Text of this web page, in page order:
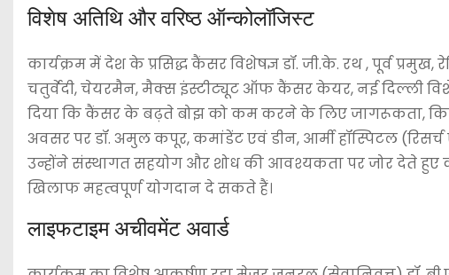
विशेष अतिथि और वरिष्ठ ऑन्कोलॉजिस्ट
कार्यक्रम में देश के प्रसिद्ध कैंसर विशेषज्ञ डॉ. जी.के. रथ , पूर्व
चतुर्वेदी, चेयरमैन, मैक्स इंस्टीट्यूट ऑफ कैंसर केयर, नई दिल्ली
दिया कि कैंसर के बढ़ते बोझ को कम करने के लिए जागरूकता,
अवसर पर डॉ. अमुल कपूर, कमांडेंट एवं डीन, आर्मी हॉस्पिटल
उन्होंने संस्थागत सहयोग और शोध की आवश्यकता पर जोर देते
खिलाफ महत्वपूर्ण योगदान दे सकते हैं।
लाइफटाइम अचीवमेंट अवार्ड